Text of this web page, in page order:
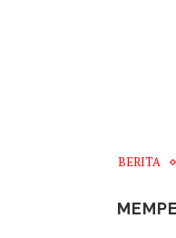
BERITA